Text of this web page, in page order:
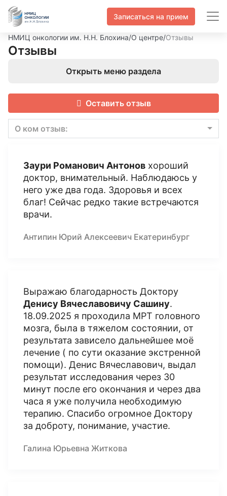
Записаться на прием
НМИЦ онкологии им. Н.Н. Блохина/О центре/Отзывы
Отзывы
Открыть меню раздела
Оставить отзыв
О ком отзыв:
Заури Романович Антонов хороший
доктор, внимательный. Наблюдаюсь у
него уже два года. Здоровья и всех
благ! Сейчас редко такие встречаются
врачи.
Антипин Юрий Алексеевич Екатеринбург
Выражаю благодарность Доктору
Денису Вячеславовичу Сашину.
18.09.2025 я проходила МРТ головного
мозга, была в тяжелом состоянии, от
результата зависело дальнейшее моё
лечение ( по сути оказание экстренной
помощи). Денис Вячеславович, выдал
результат исследования через 30
минут после его окончания и через два
часа я уже получила необходимую
терапию. Спасибо огромное Доктору
за доброту, понимание, участие.
Галина Юрьевна Житкова